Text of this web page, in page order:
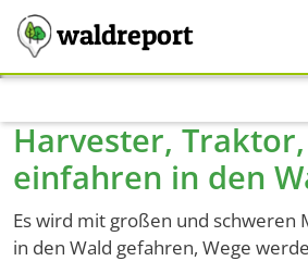
waldreport
Harvester,
einfahren in den
Es wird mit großen und schweren
in den Wald gefahren, Wege